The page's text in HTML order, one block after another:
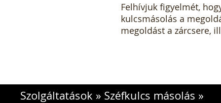
Felhívjuk figyelmét,
kulcsmásolás a
megoldást a zárcsere,
Szolgáltatások » Széfkulcs másolás »